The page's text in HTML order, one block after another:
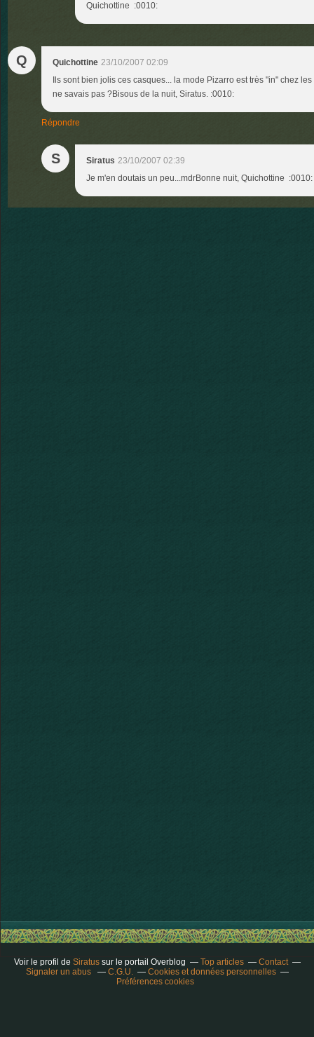
Quichottine :0010:
Q Quichottine 23/10/2007 02:09
Ils sont bien jolis ces casques... la mode Pizarro est très "in" chez
ne savais pas ?Bisous de la nuit, Siratus. :0010:
Répondre
S Siratus 23/10/2007 02:39
Je m'en doutais un peu...mdrBonne nuit, Quichottine :0010:
Voir le profil de Siratussur le portail Overblog Top articles
Contact
Signaler un abus
C.G.U.
Cookies et données personnelles
Préférences cookies